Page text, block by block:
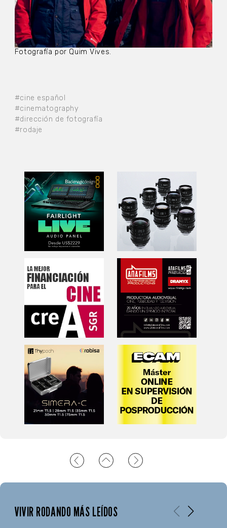
#cine español
#cinematography
#dirección de fotografía
#rodaje
Fotografía por Quim Vives.
VIVIR RODANDO MÁS LEÍDOS